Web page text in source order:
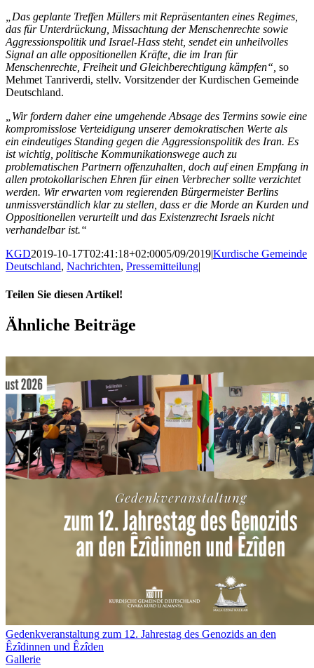
„Das geplante Treffen Müllers mit Repräsentanten eines Regimes,
das für Unterdrückung, Missachtung der Menschenrechte sowie
Aggressionspolitik und Israel-Hass steht, sendet ein unheilvolles
Signal an alle oppositionellen Kräfte, die im Iran für
Menschenrechte, Freiheit und Gleichberechtigung kämpfen“, so
Mehmet Tanriverdi, stellv. Vorsitzender der Kurdischen Gemeinde
Deutschland.
„Wir fordern daher eine umgehende Absage des Termins sowie eine
kompromisslose Verteidigung unserer demokratischen Werte als
ein eindeutiges Standing gegen die Aggressionspolitik des Iran. Es
ist wichtig, politische Kommunikationswege auch zu
problematischen Partnern offenzuhalten, doch auf einen Empfang in
allen protokollarischen Ehren für einen Verbrecher sollte verzichtet
werden. Wir erwarten vom regierenden Bürgermeister Berlins
unmissverständlich klar zu stellen, dass er die Morde an Kurden und
Oppositionellen verurteilt und das Existenzrecht Israels nicht
verhandelbar ist.“
KGD2019-10-17T02:41:18+02:0005/09/2019|Kurdische Gemeinde
Deutschland, Nachrichten, Pressemitteilung|
Teilen Sie diesen Artikel!
Facebook
X
WhatsApp
Pinterest
E-
Mail
Ähnliche Beiträge
Gedenkveranstaltung zum 12. Jahrestag des Genozids an den
Êzîdinnen und Êzîden
Gallerie